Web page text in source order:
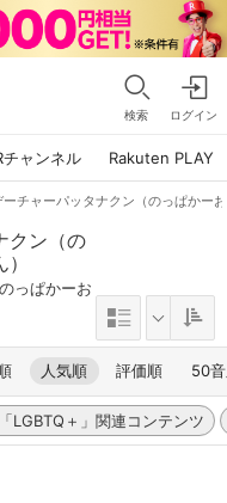
検索 ログイン
チャンネル Rakuten PLAY
ーチャーパッタナクン（のっぱかー
クン（の
っぱかーお
人気順 評価順 50
LGBTQ＋」関連コンテンツ